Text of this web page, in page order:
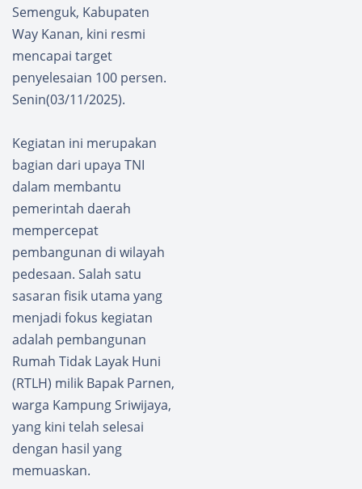
Semenguk, Kabupaten
Way Kanan, kini resmi
mencapai target
penyelesaian 100 persen.
Senin(03/11/2025).
Kegiatan ini merupakan
bagian dari upaya TNI
dalam membantu
pemerintah daerah
mempercepat
pembangunan di wilayah
pedesaan. Salah satu
sasaran fisik utama yang
menjadi fokus kegiatan
adalah pembangunan
Rumah Tidak Layak Huni
(RTLH) milik Bapak Parnen,
warga Kampung Sriwijaya,
yang kini telah selesai
dengan hasil yang
memuaskan.